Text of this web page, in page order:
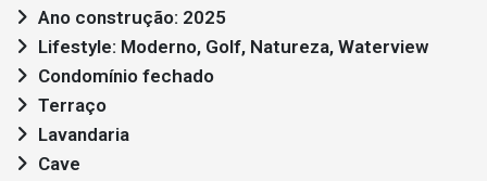
Ano construção: 2025
Lifestyle: Moderno, Golf, Natureza, Waterview
Condomínio fechado
Terraço
Lavandaria
Cave